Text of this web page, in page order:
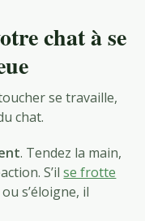
chat à se
se travaille,
chat.
. Tendez la main,
S’ilse frotte
s’éloigne, il